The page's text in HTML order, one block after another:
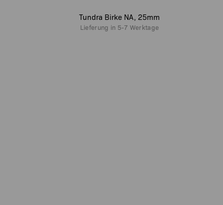
Tundra Birke NA, 25mm
Lieferung in 5-7 Werktage